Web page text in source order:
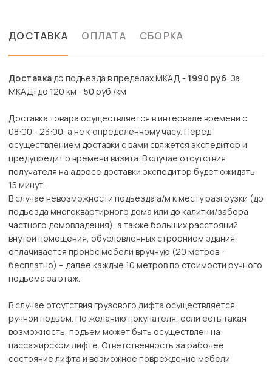
ДОСТАВКА ОПЛАТА СБОРКА
Доставкадо подъезда в пределах МКАД - 1990 руб. За
МКАД: до 120 км - 50 руб./км
Доставка товара осуществляется в интервале времени с
08:00 - 23:00, а не к определенному часу. Перед
осуществлением доставки с вами свяжется экспедитор и
предупредит о времени визита. В случае отсутствия
получателя на адресе доставки экспедитор будет ожидать
15 минут.
В случае невозможности подъезда а/м к месту разгрузки (до
подъезда многоквартирного дома или до калитки/забора
частного домовладения), а также больших расстояний
внутри помещения, обусловленных строением здания,
оплачивается пронос мебели вручную (20 метров -
бесплатно) – далее каждые 10 метров по стоимости ручного
подъема за этаж.
В случае отсутствия грузового лифта осуществляется
ручной подъем. По желанию покупателя, если есть такая
возможность, подъем может быть осуществлен на
пассажирском лифте. Ответственность за рабочее
состояние лифта и возможное повреждение мебели